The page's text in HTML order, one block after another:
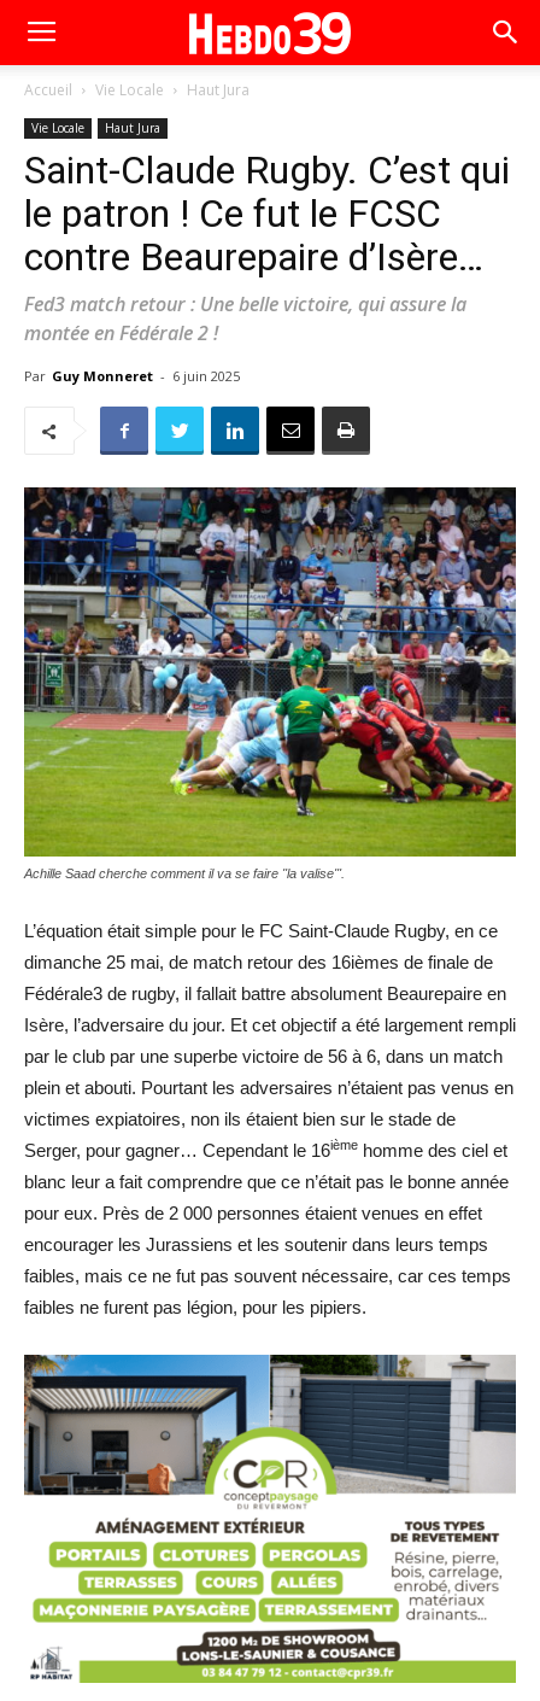
Accueil Vie Locale Haut Jura
Vie Locale Haut Jura
Saint-Claude Rugby. C’est qui
le patron ! Ce fut le FCSC
contre Beaurepaire d’Isère…
Fed3 match retour : Une belle victoire, qui assure la
montée en Fédérale 2 !
Par Guy Monneret - 6 juin 2025
Achille Saad cherche comment il va se faire ''la valise'''.
L’équation était simple pour le FC Saint-Claude Rugby, en ce
dimanche 25 mai, de match retour des 16ièmes de finale de
Fédérale3 de rugby, il fallait battre absolument Beaurepaire en
Isère, l’adversaire du jour. Et cet objectif a été largement rempli
par le club par une superbe victoire de 56 à 6, dans un match
plein et abouti. Pourtant les adversaires n’étaient pas venus en
victimes expiatoires, non ils étaient bien sur le stade de
Serger, pour gagner… Cependant le 16ième homme des ciel et
blanc leur a fait comprendre que ce n’était pas le bonne année
pour eux. Près de 2 000 personnes étaient venues en effet
encourager les Jurassiens et les soutenir dans leurs temps
faibles, mais ce ne fut pas souvent nécessaire, car ces temps
faibles ne furent pas légion, pour les pipiers.